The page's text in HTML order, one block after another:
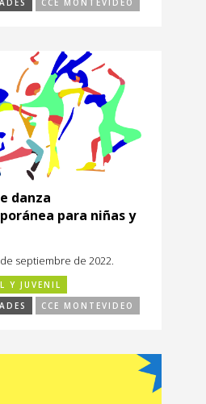
danza
para niñas y
septiembre de 2022.
Y JUVENIL
CCE MONTEVIDEO